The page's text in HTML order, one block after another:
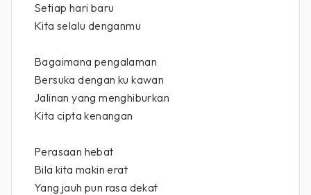
Setiap hari baru
Kita selalu denganmu
Bagaimana pengalaman
Bersuka dengan ku kawan
Jalinan yang menghiburkan
Kita cipta kenangan
Perasaan hebat
Bila kita makin erat
Yang jauh pun rasa dekat